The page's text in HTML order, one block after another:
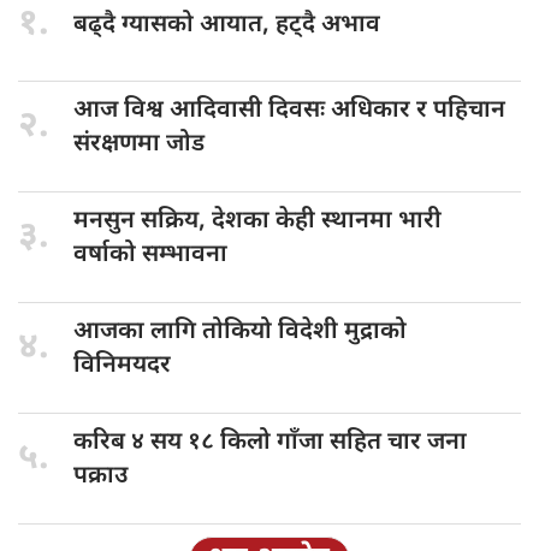
१. बढ्दै ग्यासकोआयात, हट्दै अभाव
२. आज विश्वआदिवासी दिवसः अधिकार र पहिचान
संरक्षणमा जोड
३. मनसुन सक्रिय, देशका केही स्थानमा भारी
वर्षाको सम्भावना
४. आजका लागितोकियो विदेशी मुद्राको
विनिमयदर
५. करिब ४ सय १८ किलो गाँजा सहित चार जना
पक्राउ